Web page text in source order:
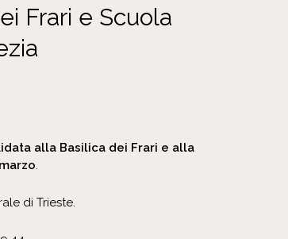
Frari e Scuola
alla Basilica dei Frari e alla
.
di Trieste.